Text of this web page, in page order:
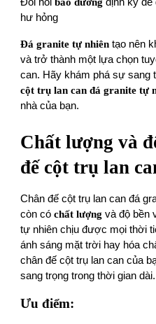
Đòi hỏi bả o dưỡng định kỳ để
hư hỏng
Đá granite tự nhiên tạo nên
và trở thành một lựa chọn
can. Hãy khám phá sự sang
cột trụ lan can đá granite tự
nhà của bạn.
Chất lượng và đ
đế cột trụ lan
Chân đế cột trụ lan can đá
còn cóchất lượng và độ bền
tự nhiên chịu được mọi thời
ánh sáng mặt trời hay hóa
chân đế cột trụ lan can của
sang trọng trong thời gian dài.
Ưu điểm: